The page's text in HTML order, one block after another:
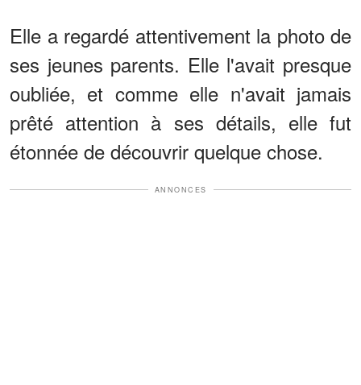
Elle a regardé attentivement la photo de
ses jeunes parents. Elle l'avait presque
oubliée, et comme elle n'avait jamais
prêté attention à ses détails, elle fut
étonnée de découvrir quelque chose.
ANNONCES